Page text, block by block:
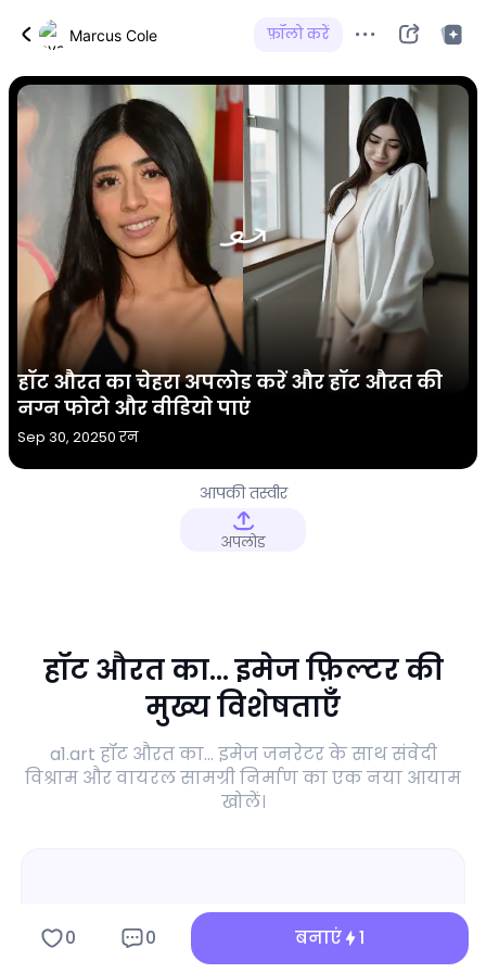
Marcus Cole फ़ॉलो करें
हॉट औरत का चेहरा अपलोड करें और हॉट औरत की
नग्न फोटो और वीडियो पाएं
Sep 30, 20250 रन
आपकी तस्वीर
अपलोड
हॉट औरत का... इमेज फ़िल्टर की
मुख्य विशेषताएँ
a1.art हॉट औरत का... इमेज जनरेटर के साथ संवेदी
विश्राम और वायरल सामग्री निर्माण का एक नया आयाम
खोलें।
0 0 बनाएं 1